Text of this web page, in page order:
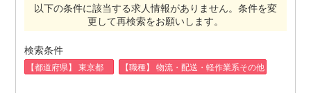
以下の条件に該当する求人情報がありません。条件を変
更して再検索をお願いします。
検索条件
【都道府県】 東京都 【職種】 物流・配送・軽作業系その他